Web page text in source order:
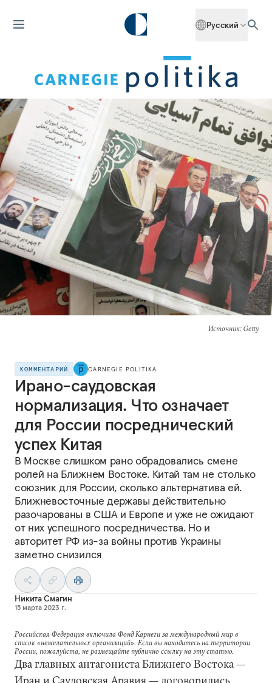
Русский
Источник: Getty
КОММЕНТАРИЙ CARNEGIE POLITIKA
Ирано-саудовская
нормализация. Что означает
для России посреднический
успех Китая
В Москве слишком рано обрадовались смене
ролей на Ближнем Востоке. Китай там не столько
союзник для России, сколько альтернатива ей.
Ближневосточные державы действительно
разочарованы в США и Европе и уже не ожидают
от них успешного посредничества. Но и
авторитет РФ из-за войны против Украины
заметно снизился
Никита Смагин
15 марта 2023 г.
Российская Федерация включила Фонд Карнеги за международный мир в
список «нежелательных организаций». Если вы находитесь на территории
России, пожалуйста, не размещайте публично ссылку на эту статью.
Два главных антагониста Ближнего Востока —